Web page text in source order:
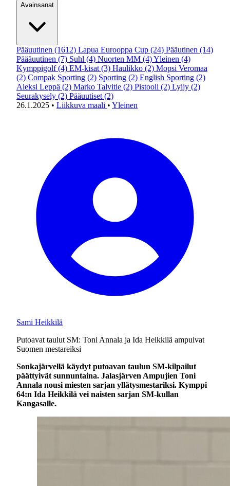
Avainsanat
Pääuutinen (1612) Lapua Eurooppa Cup (24) Pääutinen (14)
Päääuutinen (7) Suhl (4) Nuorten MM (4)Yleinen (4)
Kymppigolf (4) EM-kisat (3) Haulikko (2) Mopsi Veromaa
(2) Compak Sporting (2) Sporting (2) English Sporting (2)
Aleksi Leppä (2) Marko Talvitie (2) Pistooli (2) Lyijy (2)
Seurakysely (2) Pääuutiset (2)
26.1.2025 • Liikkuva maali • Yleinen
Sami Heikkilä
Putoavat taulut SM: Toni Annala ja Ida Heikkilä ampuivat
Suomen mestareiksi
Sonkajärvellä käydyt putoavan taulun SM-kilpailut
päättyivät sunnuntaina. Jalasjärven Ampujien Toni
Annala nousi miesten sarjan yllätysmestariksi. Kymppi
64:n Ida Heikkilä vei naisten sarjan SM-kullan
Kangasalle.